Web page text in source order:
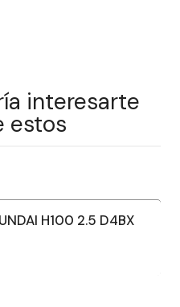
interesarte
estos
H100 2.5 D4BX